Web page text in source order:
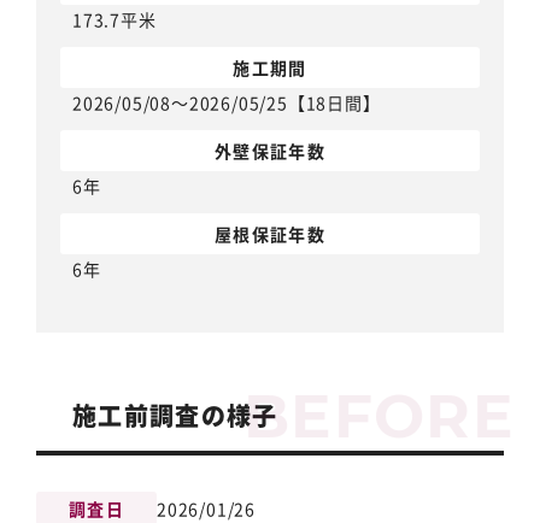
173.7平米
施工期間
2026/05/08～2026/05/25【18日間】
外壁保証年数
6年
屋根保証年数
6年
施工前調査の様子
調査日
2026/01/26